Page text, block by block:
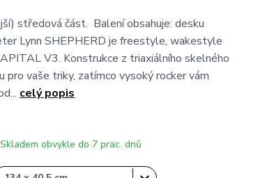
středová část. Balení obsahuje: desku
Lynn SHEPHERD je freestyle, wakestyle
V3. Konstrukce z triaxiálního skelného
pro vaše triky, zatímco vysoký rocker vám
celý popis
Skladem obvykle do 7 prac. dnů